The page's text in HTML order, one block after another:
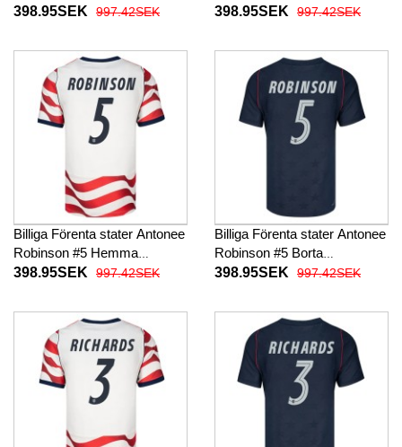
fotbollskläder VM 2026
398.95SEK 997.42SEK
fotbollskläder VM 2026
398.95SEK 997.42SEK
Billiga Förenta stater Antonee
Robinson #5 Hemma
fotbollskläder VM 2026
398.95SEK 997.42SEK
Billiga Förenta stater Antonee
Robinson #5 Borta
fotbollskläder VM 2026
398.95SEK 997.42SEK